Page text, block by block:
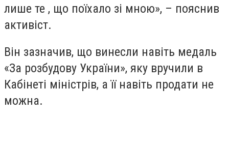
лише те , що поїхало зі мною», – пояснив
активіст.
Він зазначив, що винесли навіть медаль
«За розбудову України», яку вручили в
Кабінеті міністрів, а її навіть продати не
можна.